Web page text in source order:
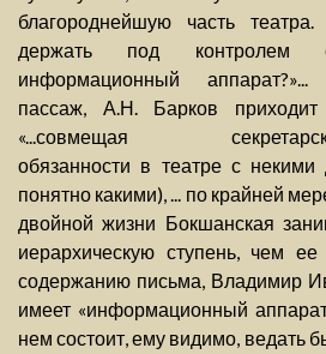
благороднейшую часть
держать под контролем
информационный
пассаж, А.Н. Барков
«...совмещая секретарско-
обязанности в театре с
понятно какими), ... по крайней
двойной жизни Бокшанская
иерархическую ступень, чем
содержанию письма, Владимир
имеет «информационный
нем состоит, ему видимо, ведать